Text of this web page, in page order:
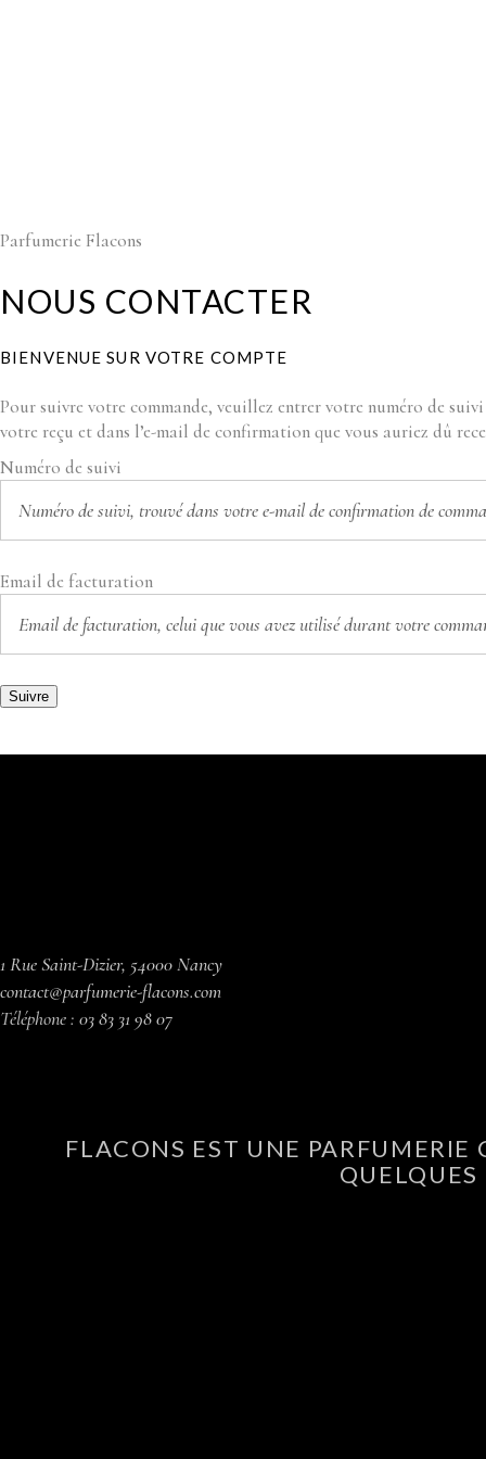
Parfumerie Flacons
NOUS CONTACTER
BIENVENUE SUR VOTRE COMPTE
Pour suivre votre commande, veuillez entrer votre numéro de
votre reçu et dans l’e-mail de confirmation que vous auriez dû
Numéro de suivi
Email de facturation
Suivre
1 Rue Saint-Dizier, 54000 Nancy
contact@parfumerie-flacons.com
Téléphone : 03 83 31 98 07
FLACONS EST UNE